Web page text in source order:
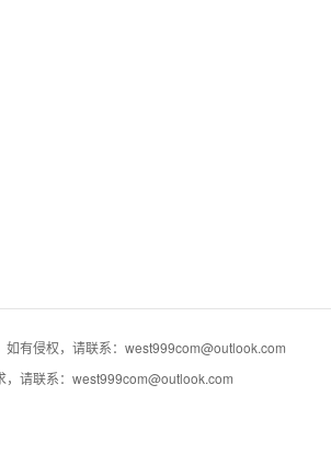
如有侵权，请联系：west999com@outlook.com
，请联系：west999com@outlook.com